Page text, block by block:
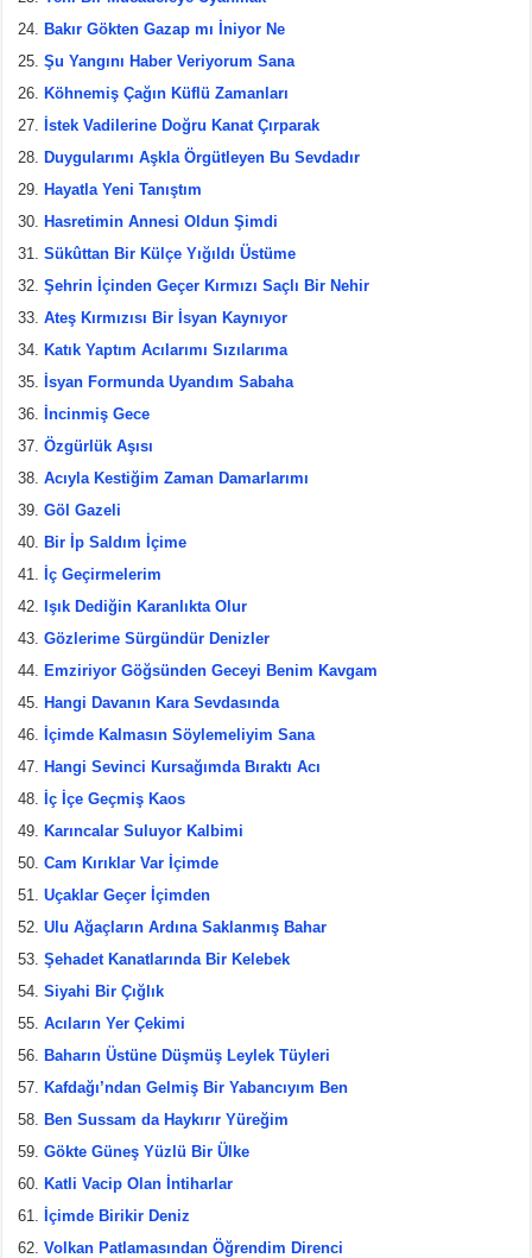
Bakır Gökten Gazap mı İniyor Ne
Şu Yangını Haber Veriyorum Sana
Köhnemiş Çağın Küflü Zamanları
İstek Vadilerine Doğru Kanat Çırparak
Duygularımı Aşkla Örgütleyen Bu Sevdadır
Hayatla Yeni Tanıştım
Hasretimin Annesi Oldun Şimdi
Sükûttan Bir Külçe Yığıldı Üstüme
Şehrin İçinden Geçer Kırmızı Saçlı Bir Nehir
Ateş Kırmızısı Bir İsyan Kaynıyor
Katık Yaptım Acılarımı Sızılarıma
İsyan Formunda Uyandım Sabaha
İncinmiş Gece
Özgürlük Aşısı
Acıyla Kestiğim Zaman Damarlarımı
Göl Gazeli
Bir İp Saldım İçime
İç Geçirmelerim
Işık Dediğin Karanlıkta Olur
Gözlerime Sürgündür Denizler
Emziriyor Göğsünden Geceyi Benim Kavgam
Hangi Davanın Kara Sevdasında
İçimde Kalmasın Söylemeliyim Sana
Hangi Sevinci Kursağımda Bıraktı Acı
İç İçe Geçmiş Kaos
Karıncalar Suluyor Kalbimi
Cam Kırıklar Var İçimde
Uçaklar Geçer İçimden
Ulu Ağaçların Ardına Saklanmış Bahar
Şehadet Kanatlarında Bir Kelebek
Siyahi Bir Çığlık
Acıların Yer Çekimi
Baharın Üstüne Düşmüş Leylek Tüyleri
Kafdağı’ndan Gelmiş Bir Yabancıyım Ben
Ben Sussam da Haykırır Yüreğim
Gökte Güneş Yüzlü Bir Ülke
Katli Vacip Olan İntiharlar
İçimde Birikir Deniz
Volkan Patlamasından Öğrendim Direnci